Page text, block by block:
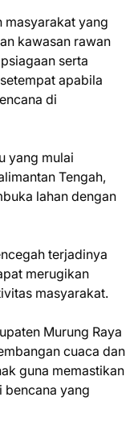
masyarakat yang
kawasan rawan
serta
apabila
di
yang mulai
Tengah,
lahan dengan
terjadinya
merugikan
masyarakat.
Murung Raya
cuaca dan
guna memastikan
bencana yang